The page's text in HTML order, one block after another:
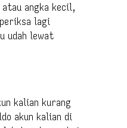
angka kecil,
lagi
udah lewat
kalian kurang
akun kalian di